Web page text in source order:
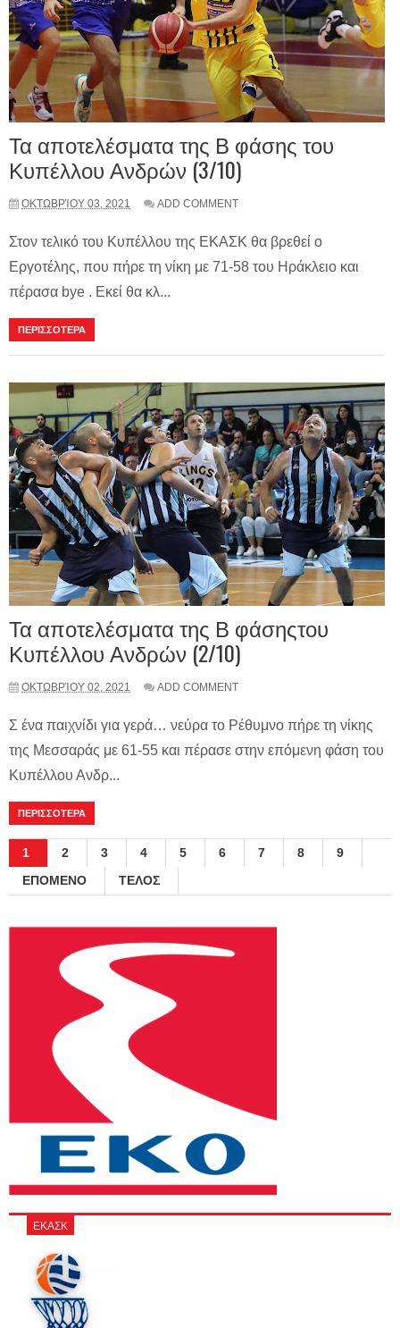
Τα αποτελέσματα της Β φάσης του
Κυπέλλου Ανδρών (3/10)
ΟΚΤΩΒΡΊΟΥ 03, 2021 ADD COMMENT
Στον τελικό του Κυπέλλου της ΕΚΑΣΚ θα βρεθεί ο
Εργοτέλης, που πήρε τη νίκη με 71-58 του Ηράκλειο και
πέρασα bye . Εκεί θα κλ...
ΠΕΡΙΣΣΟΤΕΡΑ
Τα αποτελέσματα της Β φάσηςτου
Κυπέλλου Ανδρών (2/10)
ΟΚΤΩΒΡΊΟΥ 02, 2021 ADD COMMENT
Σ ένα παιχνίδι για γερά… νεύρα το Ρέθυμνο πήρε τη νίκης
της Μεσσαράς με 61-55 και πέρασε στην επόμενη φάση του
Κυπέλλου Ανδρ...
ΠΕΡΙΣΣΟΤΕΡΑ
1 2 3 4 5 6 7 8
9
ΕΠΟΜΕΝΟ
ΤΕΛΟΣ
ΕΚΑΣΚ